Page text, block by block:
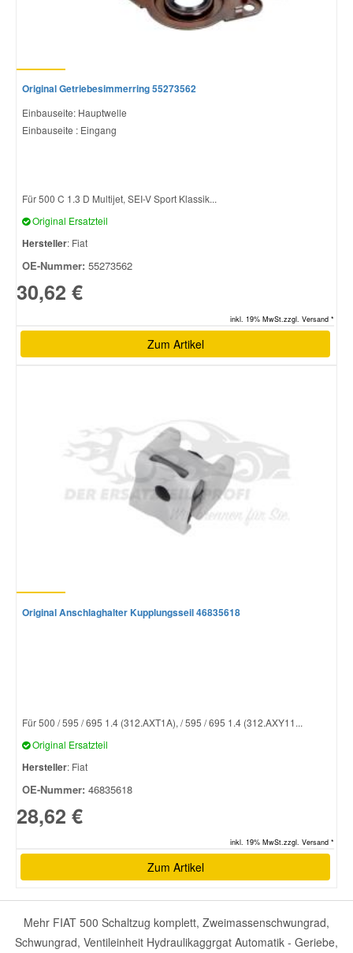
Original Getriebesimmerring 55273562
Einbauseite: Hauptwelle
Einbauseite : Eingang
Für 500 C 1.3 D Multijet, SEI-V Sport Klassik...
Original Ersatzteil
Hersteller: Fiat
OE-Nummer: 55273562
30,62 €
inkl. 19% MwSt.zzgl. Versand *
Zum Artikel
Original Anschlaghalter Kupplungsseil 46835618
Für 500 / 595 / 695 1.4 (312.AXT1A), / 595 / 695 1.4 (312.AXY11...
Original Ersatzteil
Hersteller: Fiat
OE-Nummer: 46835618
28,62 €
inkl. 19% MwSt.zzgl. Versand *
Zum Artikel
Mehr FIAT 500 Schaltzug komplett, Zweimassenschwungrad,
Schwungrad, Ventileinheit Hydraulikaggrgat Automatik - Geriebe,